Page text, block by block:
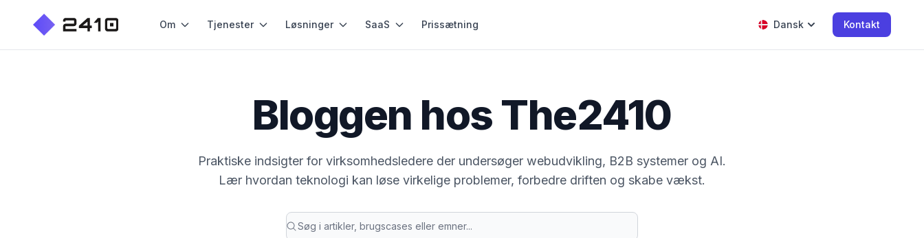
Om Tjenester Løsninger SaaS Prissætning Dansk Kontakt
Bloggen hos The2410
Praktiske indsigter for virksomhedsledere der undersøger webudvikling, B2B systemer og AI.
Lær hvordan teknologi kan løse virkelige problemer, forbedre driften og skabe vækst.